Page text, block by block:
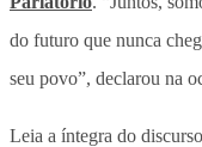
do futuro que nunca
seu povo”, declarou na
Leia a íntegra do